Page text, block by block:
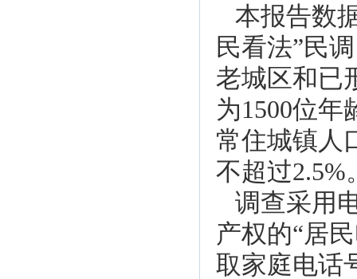
本报告数
民看法”民
老城区和已
为1500位年
常住城镇人
不超过2.5%
调查采用
产权的“居
取家庭电话